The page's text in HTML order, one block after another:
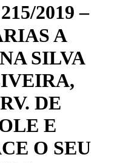
2019 –
A
SILVA
DE
E
O SEU